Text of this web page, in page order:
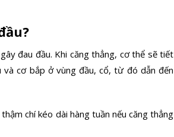
đau đầu. Khi căng thẳng, cơ thể sẽ tiết
và cơ bắp ở vùng đầu, cổ, từ đó dẫn đến
chí kéo dài hàng tuần nếu căng thẳng